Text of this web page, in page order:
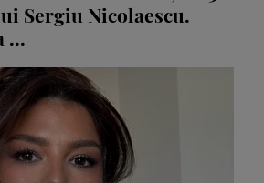
Sergiu Nicolaescu.
...